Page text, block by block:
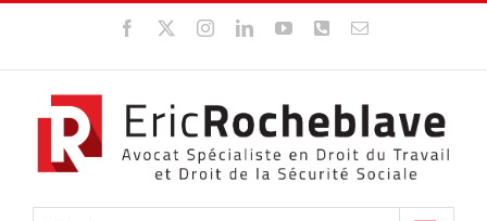
contenu
Facebook InstagramLinkedInYouTubeWhatsApp
Email